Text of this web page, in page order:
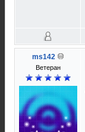
ms142
Ветеран